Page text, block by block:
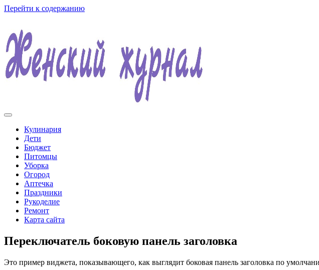
Перейти к содержанию
Женский журнал
Кулинария
Дети
Бюджет
Питомцы
Уборка
Огород
Аптечка
Праздники
Рукоделие
Ремонт
Карта сайта
Переключатель боковую панель заголовка
Это пример виджета, показывающего, как выглядит боковая панель заголовка по